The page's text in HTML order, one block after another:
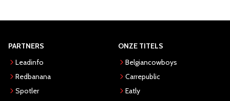
PARTNERS
Leadinfo
Redbanana
Spotler
ONZE TITELS
Belgiancowboys
Carrepublic
Eatly